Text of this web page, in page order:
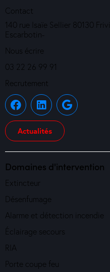
Contact
140 rue Isaïe Sellier 80130
Escarbotin-
Nous écrire
03 22 26 99 91
Recrutement
Actualités
Domaines d'intervention
Extincteur
Désenfumage
Alarme et détection incendie
Éclairage secours
RIA
Porte coupe feu